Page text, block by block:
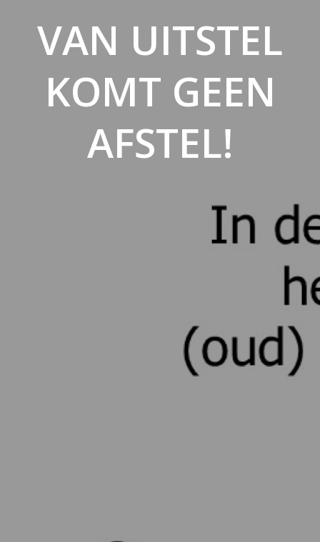
VAN UITSTEL
KOMT GEEN
AFSTEL!